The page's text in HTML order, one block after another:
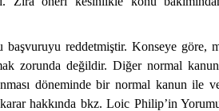
reddetmiştir. Konseye göre,
zorunda değildir. Diğer normal
döneminde bir normal kanun ile
hakkında bkz. Loic Philip’in